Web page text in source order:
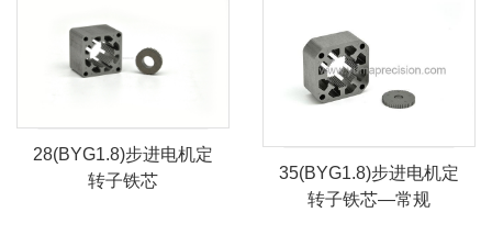
28(BYG1.8)步进电机定
转子铁芯
35(BYG1.8)步进电机定
转子铁芯—常规